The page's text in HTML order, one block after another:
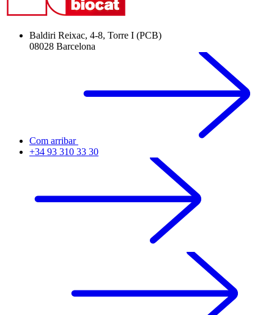
Baldiri Reixac, 4-8, Torre I (PCB)
08028 Barcelona
Com arribar
+34 93 310 33 30